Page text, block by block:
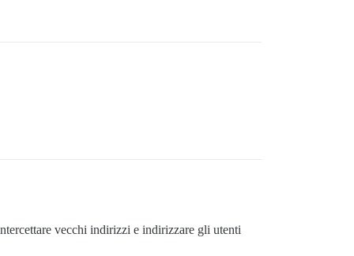
vecchi indirizzi e indirizzare gli utenti